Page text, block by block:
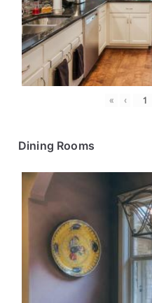
« ‹
Dining Rooms